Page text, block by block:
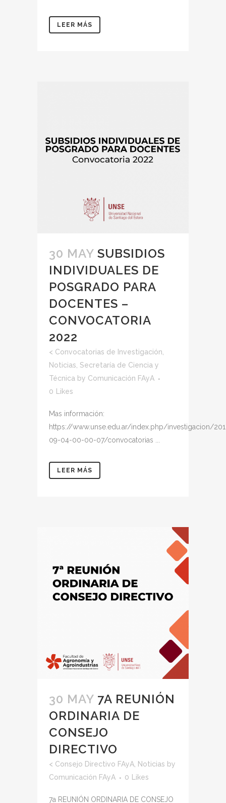
LEER MÁS
30 MAY SUBSIDIOS
INDIVIDUALES DE
POSGRADO PARA
DOCENTES –
CONVOCATORIA
2022
< Convocatorias de Investigación
Noticias Secretaría de Ciencia y
Técnica by Comunicación FAyA
0
Likes
Mas información:
https://www.unse.edu.ar/index.php/investigacion/
09-04-00-00-07/convocatorias ...
LEER MÁS
30 MAY 7A REUNIÓN
ORDINARIA DE
CONSEJO
DIRECTIVO
< Consejo Directivo FAyA Noticias by
Comunicación FAyA
0 Likes
7a REUNIÓN ORDINARIA DE CONSEJO